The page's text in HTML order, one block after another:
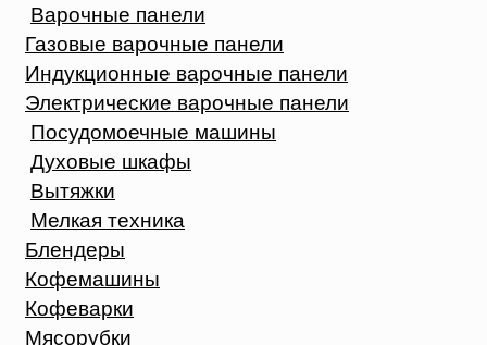
Варочные панели
Газовые варочные панели
Индукционные варочные панели
Электрические варочные панели
Посудомоечные машины
Духовые шкафы
Вытяжки
Мелкая техника
Блендеры
Кофемашины
Кофеварки
Мясорубки